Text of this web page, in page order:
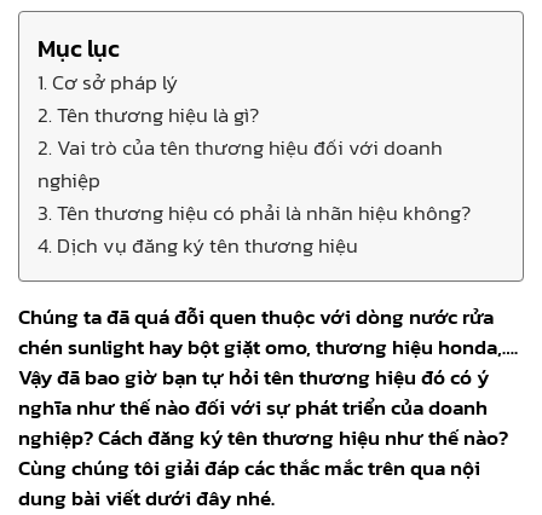
Mục lục
1. Cơ sở pháp lý
2. Tên thương hiệu là gì?
2. Vai trò của tên thương hiệu đối với doanh
nghiệp
3. Tên thương hiệu có phải là nhãn hiệu không?
4. Dịch vụ đăng ký tên thương hiệu
Chúng ta đã quá đỗi quen thuộc với dòng nước rửa
chén sunlight hay bột giặt omo, thương hiệu honda,….
Vậy đã bao giờ bạn tự hỏi tên thương hiệu đó có ý
nghĩa như thế nào đối với sự phát triển của doanh
nghiệp? Cách đăng ký tên thương hiệu như thế nào?
Cùng chúng tôi giải đáp các thắc mắc trên qua nội
dung bài viết dưới đây nhé.